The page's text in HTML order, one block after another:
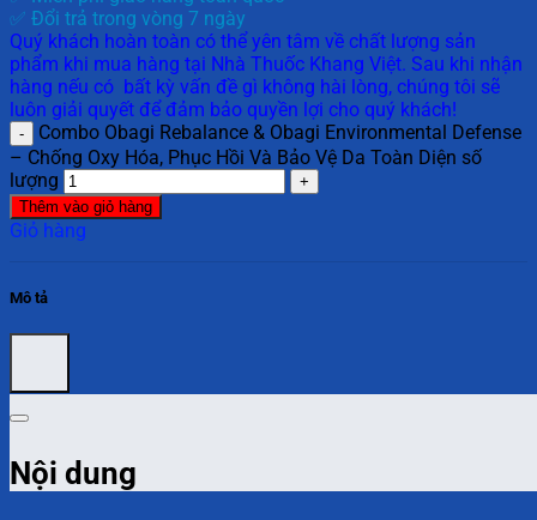
✅ Đổi trả trong vòng 7 ngày
Quý khách hoàn toàn có thể yên tâm về chất lượng sản
phẩm khi mua hàng tại Nhà Thuốc Khang Việt. Sau khi nhận
hàng nếu có bất kỳ vấn đề gì không hài lòng, chúng tôi sẽ
luôn giải quyết để đảm bảo quyền lợi cho quý khách!
Combo Obagi Rebalance & Obagi Environmental Defense
– Chống Oxy Hóa, Phục Hồi Và Bảo Vệ Da Toàn Diện số
lượng
Thêm vào giỏ hàng
Giỏ hàng
Mô tả
Nội dung